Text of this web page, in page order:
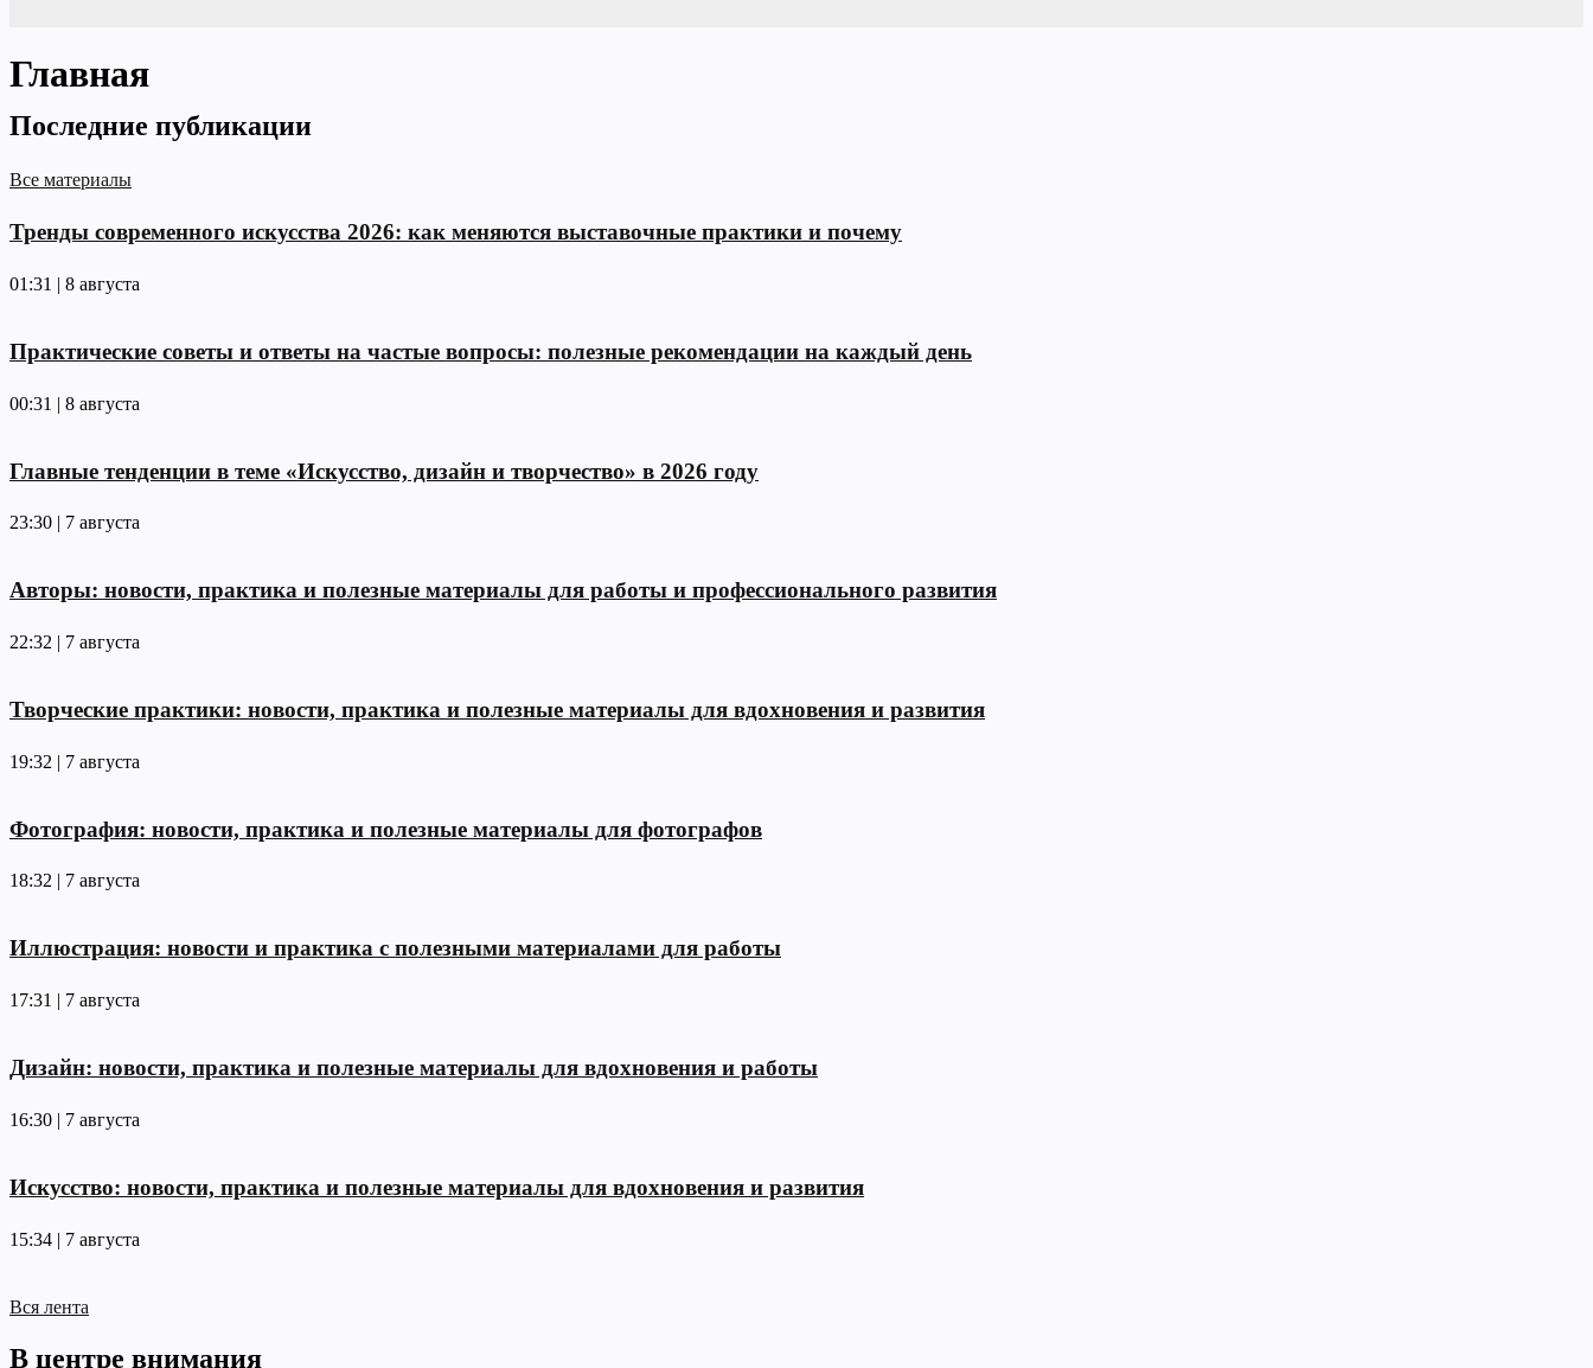
Главная
Последние публикации
Все материалы
Тренды современного искусства 2026: как меняются выставочные практики и почему
01:31 | 8 августа
Практические советы и ответы на частые вопросы: полезные рекомендации на каждый день
00:31 | 8 августа
Главные тенденции в теме «Искусство, дизайн и творчество» в 2026 году
23:30 | 7 августа
Авторы: новости, практика и полезные материалы для работы и профессионального развития
22:32 | 7 августа
Творческие практики: новости, практика и полезные материалы для вдохновения и развития
19:32 | 7 августа
Фотография: новости, практика и полезные материалы для фотографов
18:32 | 7 августа
Иллюстрация: новости и практика с полезными материалами для работы
17:31 | 7 августа
Дизайн: новости, практика и полезные материалы для вдохновения и работы
16:30 | 7 августа
Искусство: новости, практика и полезные материалы для вдохновения и развития
15:34 | 7 августа
Вся лента
В центре внимания